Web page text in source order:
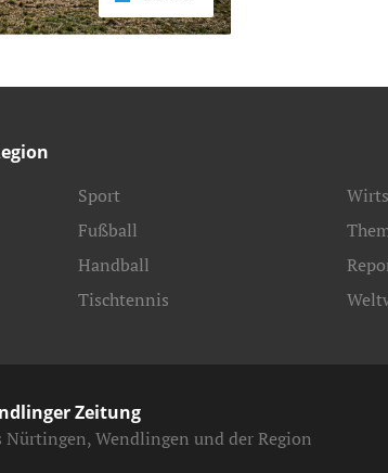
Sport
Fußball
Handball
Tischtennis
Zeitung
Wendlingen und der Region